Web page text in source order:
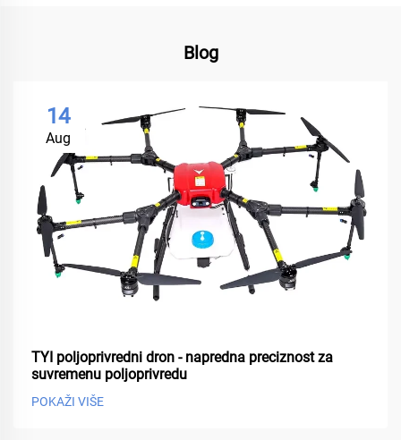
Blog
14
Aug
TYI poljoprivredni dron - napredna preciznost za
suvremenu poljoprivredu
POKAŽI VIŠE